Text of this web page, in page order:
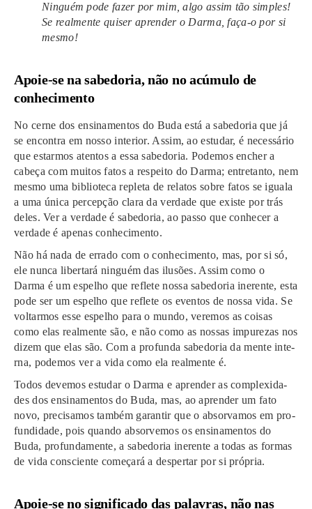
Ninguém pode fazer por mim, algo assim tão sim­ples!
Se real­men­te qui­ser apren­der o Darma, faça-o por si
mesmo!
Apoie-se na sabe­do­ria, não no acú­mu­lo de
conhe­ci­men­to
No cerne dos ensi­na­men­tos do Buda está a sabe­do­ria que já
se encontra em nosso inte­rior. Assim, ao estu­dar, é neces­sá­rio
que estarmos atentos a essa sabe­do­ria. Podemos ­encher a
cabeça com mui­tos fatos a res­pei­to do Darma; entre­tan­to, nem
mesmo uma biblio­te­ca reple­ta de relatos sobre fatos se igua­la
a uma única per­cep­ção clara da ver­da­de que exis­te por trás
deles. Ver a ver­da­de é sabe­do­ria, ao passo que conhe­cer a
ver­da­de é ape­nas conhecimento.
Não há nada de erra­do com o conhe­ci­men­to, mas, por si só,
ele nunca liber­ta­rá ninguém das ilu­sões. Assim como o
Darma é um espe­lho que refle­te nossa sabe­do­ria inerente, esta
pode ser um espe­lho que refle­te os even­tos de nossa vida. Se
vol­ta­rmos esse espe­lho para o mundo, veremos as coi­sas
como elas real­men­te são, e não como as nossas impurezas nos
dizem que elas são. Com a pro­fun­da sabe­do­ria da mente inte­
rna, pode­mos ver a vida como ela real­men­te é.
Todos deve­mos estu­dar o Darma e apren­der as com­ple­xi­da­
des dos ensi­na­men­tos do Buda, mas, ao apren­der um fato
novo, pre­ci­sa­mos tam­bém garan­tir que o absor­vamos em pro­
fun­di­da­de, pois quando absorvemos os ensinamentos do
Buda, profundamente, a sabe­do­ria ine­ren­te a todas as for­mas
de vida conscien­te começa­rá a des­per­tar por si pró­pria.
Apoie-se no sig­ni­fi­ca­do das pala­vras, não nas